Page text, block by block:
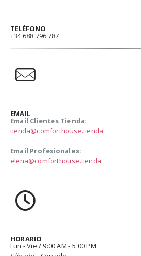
TELÉFONO
+34 688 796 787
EMAIL
Email Clientes Tienda:
tienda@comforthouse.tienda
Email Profesionales:
elena@comforthouse.tienda
HORARIO
Lun - Vie / 9:00 AM - 5:00 PM